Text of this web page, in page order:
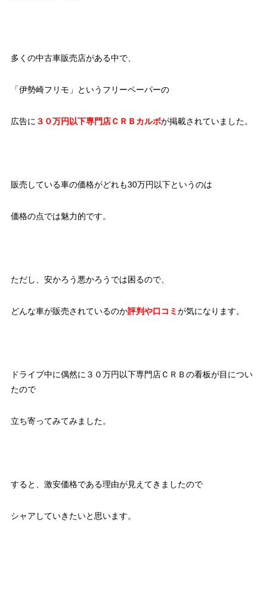
多くの中古車販売店がある中で、
「伊勢崎フリモ」というフリーペーパーの
広告に ３０万円以下専門店ＣＲＢカルボが掲載されていました。
販売している車の価格がどれも30万円以下というのは
価格の点では魅力的です。
ただし、安かろう悪かろうでは困るので、
どんな車が販売されているのか評判や口コミ が気になります。
ドライブ中に偶然に３０万円以下専門店ＣＲＢの看板が目につい
たので
立ち寄ってみてみました。
すると、激安価格である理由が見えてきましたので
シャアしていきたいと思います。